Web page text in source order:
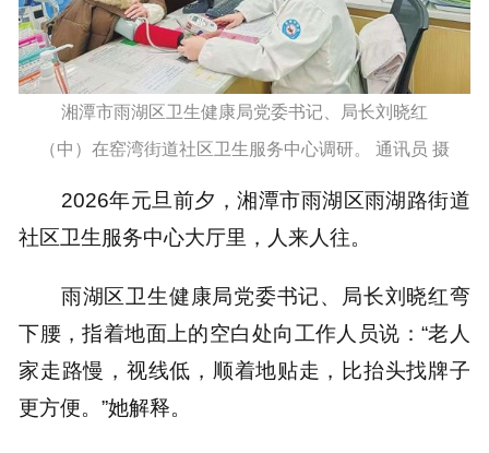
湘潭市雨湖区卫生健康局党委书记、局长刘晓红
（中）在窑湾街道社区卫生服务中心调研。 通讯员 摄
2026年元旦前夕，湘潭市雨湖区雨湖路街道
社区卫生服务中心大厅里，人来人往。
雨湖区卫生健康局党委书记、局长刘晓红弯
下腰，指着地面上的空白处向工作人员说：“老人
家走路慢，视线低，顺着地贴走，比抬头找牌子
更方便。”她解释。